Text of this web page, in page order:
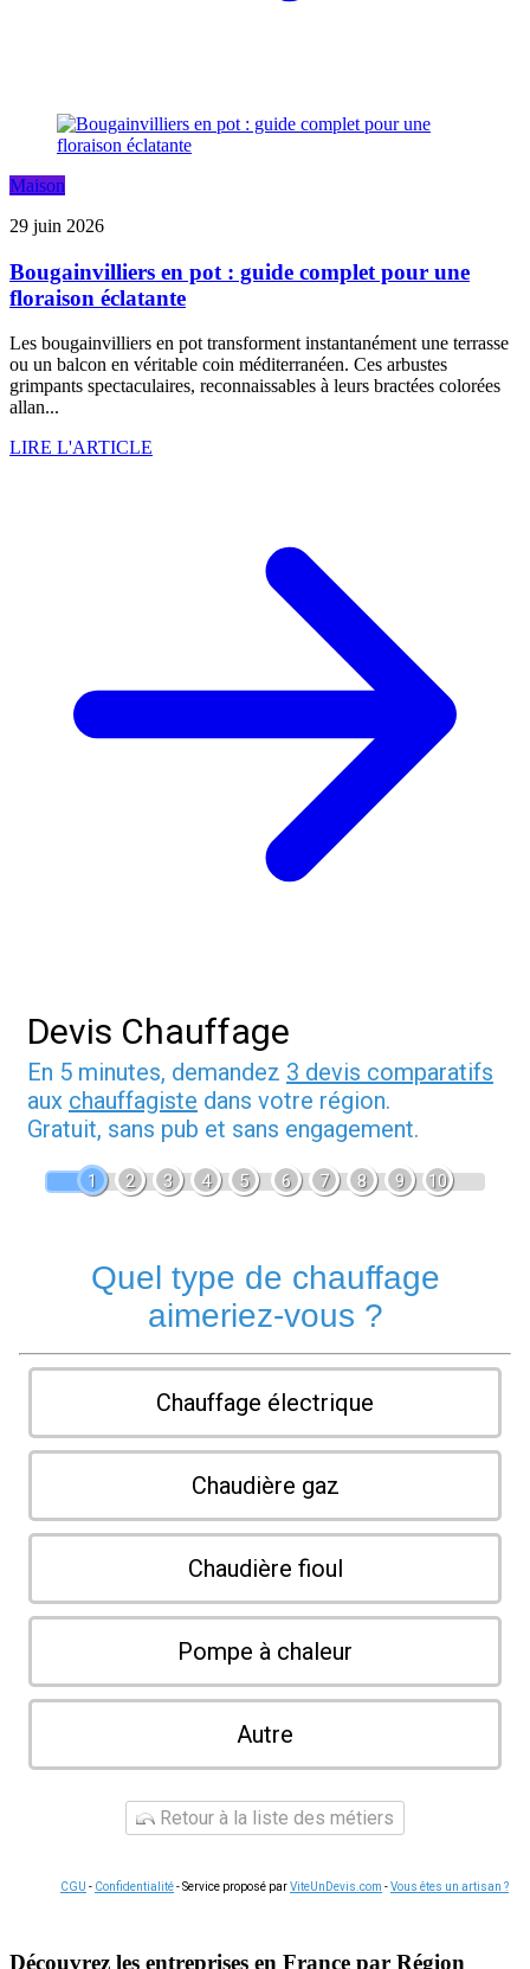
Maison
29 juin 2026
Bougainvilliers en pot : guide complet pour une
floraison éclatante
Les bougainvilliers en pot transforment instantanément une terrasse
ou un balcon en véritable coin méditerranéen. Ces arbustes
grimpants spectaculaires, reconnaissables à leurs bractées colorées
allan...
LIRE L'ARTICLE
Devis Chauffage
En 5 minutes, demandez 3 devis comparatifs
aux chauffagiste dans votre région.
Gratuit, sans pub et sans engagement.
1 2 3 4 5 6 7 8 9 10
Quel type de chauffage
aimeriez-vous ?
Chauffage électrique
Chaudière gaz
Chaudière fioul
Pompe à chaleur
Autre
Retour à la liste des métiers
CGU - Confidentialité- Service proposé parViteUnDevis.com -Vous êtes un artisan ?
Découvrez les entreprises en France par Région